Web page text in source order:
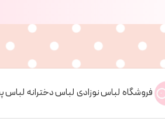
فروشگاه لباس نوزادی لباس دخترانه لباس